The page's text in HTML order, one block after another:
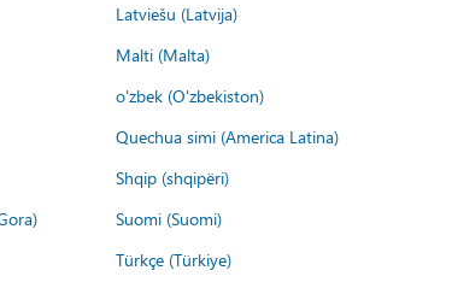
Latviešu (Latvija)
Malti (Malta)
o'zbek (O'zbekiston)
Quechua simi (America Latina)
Shqip (shqipëri)
Suomi (Suomi)
Türkçe (Türkiye)